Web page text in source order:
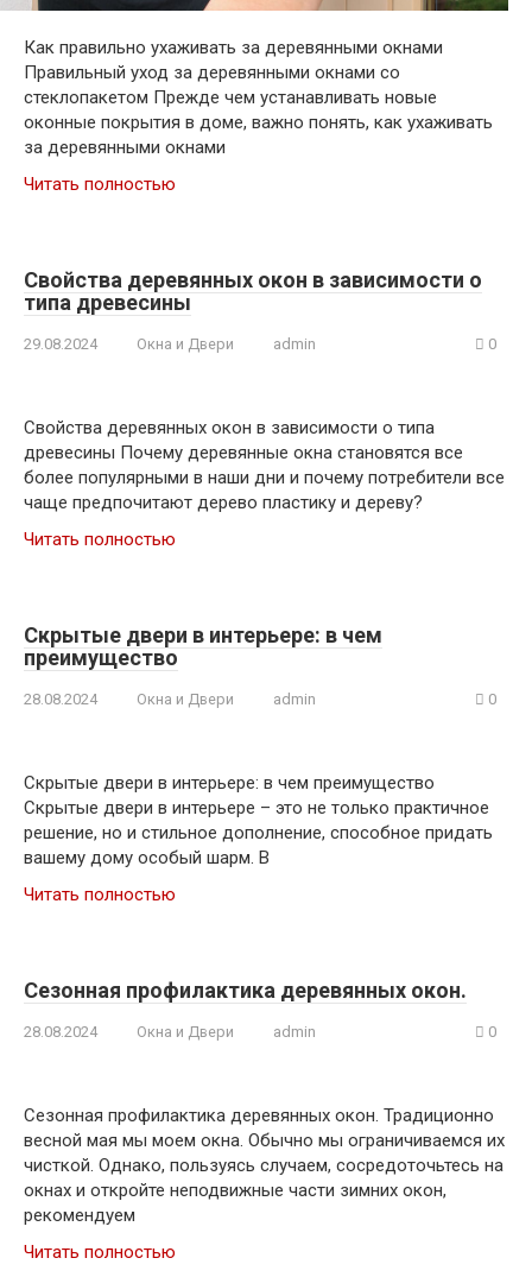
Как правильно ухаживать за деревянными окнами
Правильный уход за деревянными окнами со
стеклопакетом Прежде чем устанавливать новые
оконные покрытия в доме, важно понять, как ухаживать
за деревянными окнами
Читать полностью
Свойства деревянных окон в зависимости о
типа древесины
29.08.2024 Окна и Двери admin 0
Свойства деревянных окон в зависимости о типа
древесины Почему деревянные окна становятся все
более популярными в наши дни и почему потребители все
чаще предпочитают дерево пластику и дереву?
Читать полностью
Скрытые двери в интерьере: в чем
преимущество
28.08.2024 Окна и Двери admin 0
Скрытые двери в интерьере: в чем преимущество
Скрытые двери в интерьере – это не только практичное
решение, но и стильное дополнение, способное придать
вашему дому особый шарм. В
Читать полностью
Сезонная профилактика деревянных окон.
28.08.2024 Окна и Двери admin 0
Сезонная профилактика деревянных окон. Традиционно
весной мая мы моем окна. Обычно мы ограничиваемся их
чисткой. Однако, пользуясь случаем, сосредоточьтесь на
окнах и откройте неподвижные части зимних окон,
рекомендуем
Читать полностью